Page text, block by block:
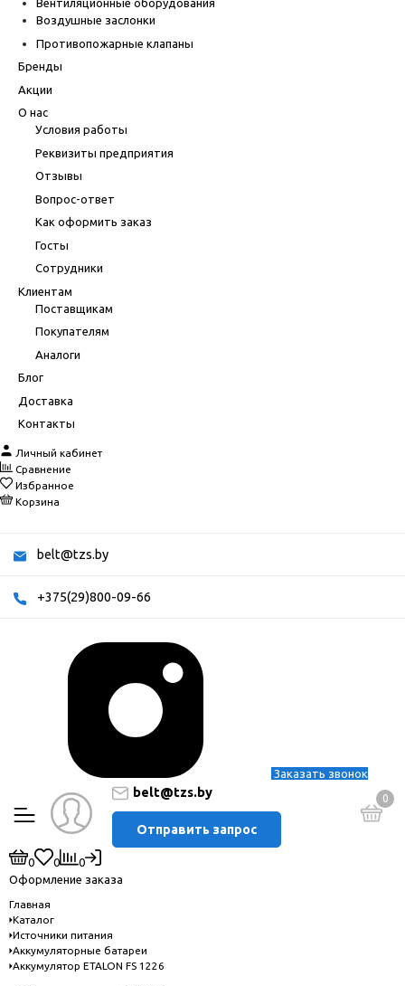
Вентиляционные оборудования
Воздушные заслонки
Противопожарные клапаны
Бренды
Акции
О нас
Условия работы
Реквизиты предприятия
Отзывы
Вопрос-ответ
Как оформить заказ
Госты
Сотрудники
Клиентам
Поставщикам
Покупателям
Аналоги
Блог
Доставка
Контакты
Личный кабинет
Сравнение
Избранное
Корзина
belt@tzs.by
+375(29)800-09-66
Заказать звонок
belt@tzs.by
Отправить запрос
0
0 0
0
Оформление заказа
Главная
Каталог
Источники питания
Аккумуляторные батареи
Аккумулятор ETALON FS 1226